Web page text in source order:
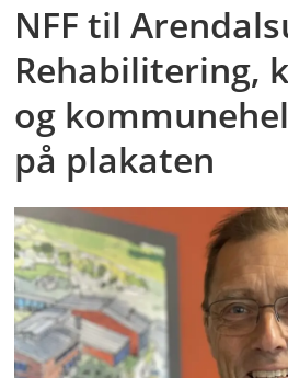
NFF til
Rehabilitering,
og
på plakaten